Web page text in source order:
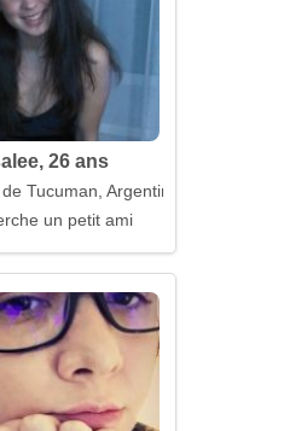
26 ans
Tucuman, Argentine
un petit ami